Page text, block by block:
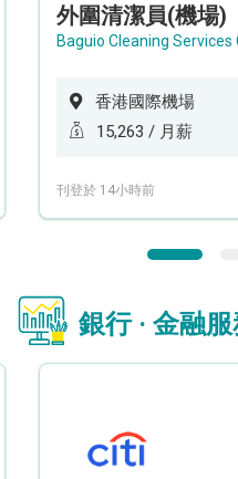
外圍清潔員(機場)
Baguio Cleaning
香港國際機場
15,263 / 月薪
刊登於 14小時前
銀行 · 金融